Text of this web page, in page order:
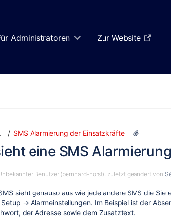
Administratoren Zur Website
SMS Alarmierung der Einsatzkräfte
Zum
des
Banners
des
Banners
eine SMS
Benutzer (bernhard-horst), zuletzt geändert von
sieht genauso aus wie jede andere SMS die
Setup → Alarmeinstellungen. Im Beispiel ist der
der Adresse sowie dem Zusatztext.